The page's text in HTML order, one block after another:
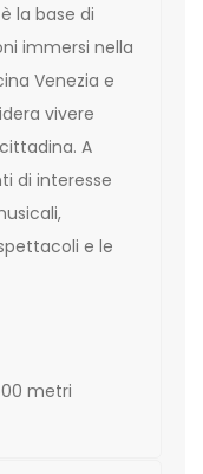
la base di
immersi nella
Venezia e
vivere
A
di interesse
e le
metri